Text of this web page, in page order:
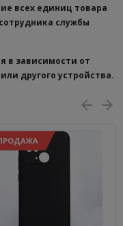
всех единиц товара
службы
в зависимости от
другого устройства.